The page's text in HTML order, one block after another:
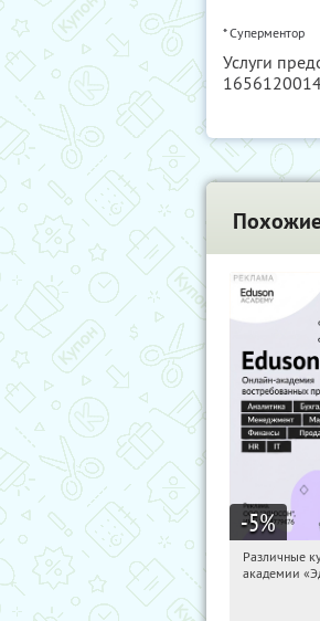
* Суперментор
Услуги
-5%
00:36:03
Различные
академии